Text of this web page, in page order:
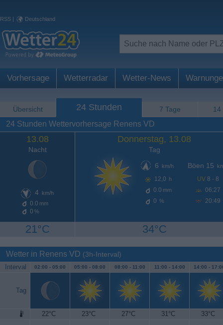
RSS | Deutschland
Vorhersage Wetterradar Wetter-News
Übersicht 24 Stunden 7 Tage 14
24 Stunden Wettervorhersage Renens VD
13.08
Nacht
4 km/h
0.0 mm
0 %
21°C
Donnerstag, 13.08
Tag
6
km/h
12,0 h
0.0 mm
0 %
Böen 15
UV 8 - 8
06:27
20:49
34°C
Wetter in Renens VD (3h-Interval)
Interval 02:00 - 05:00 05:00 - 08:00 08:00 - 11:00 11:00 - 14:00 14:00 -
Tag
22°C 23°C 27°C 31°C 33°C
35°C